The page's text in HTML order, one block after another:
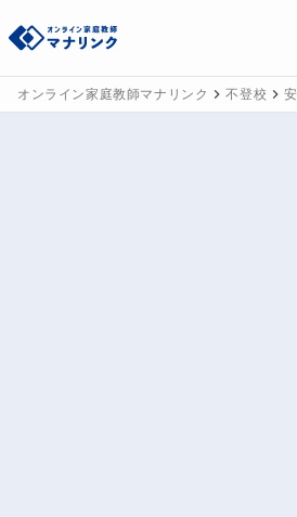
オンライン家庭教師マナリンク 不登校